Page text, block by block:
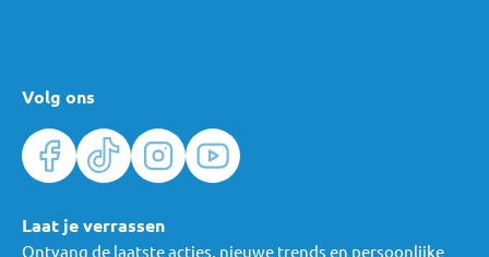
Volg ons
Laat je verrassen
Ontvang de laatste acties, nieuwe trends en persoonlijke